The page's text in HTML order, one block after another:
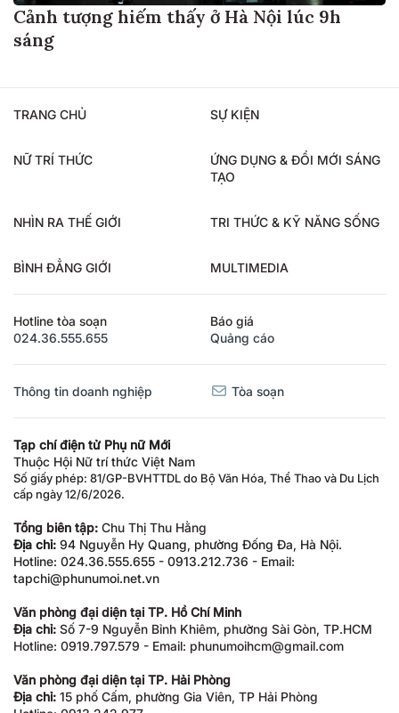
Cảnh tượng hiếm thấy ở Hà Nội lúc 9h
sáng
TRANG CHỦ SỰ KIỆN
NỮ TRÍ THỨC
ỨNG DỤNG & ĐỔI MỚI SÁNG
TẠO
NHÌN RA THẾ GIỚI TRI THỨC & KỸ NĂNG SỐNG
BÌNH ĐẲNG GIỚI MULTIMEDIA
Hotline tòa soạn
024.36.555.655
Báo giá
Quảng cáo
Thông tin doanh nghiệp Tòa soạn
Tạp chí điện tử Phụ nữ Mới
Thuộc Hội Nữ trí thức Việt Nam
Số giấy phép: 81/GP-BVHTTDL do Bộ Văn Hóa, Thể Thao và Du Lịch
cấp ngày 12/6/2026.
Tổng biên tập: Chu Thị Thu Hằng
Địa chỉ: 94 Nguyễn Hy Quang, phường Đống Đa, Hà Nội.
Hotline: 024.36.555.655 - 0913.212.736 - Email:
tapchi@phunumoi.net.vn
Văn phòng đại diện tại TP. Hồ Chí Minh
Địa chỉ: Số 7-9 Nguyễn Bỉnh Khiêm, phường Sài Gòn, TP.HCM
Hotline: 0919.797.579 - Email: phunumoihcm@gmail.com
Văn phòng đại diện tại TP. Hải Phòng
Địa chỉ: 15 phố Cấm, phường Gia Viên, TP Hải Phòng